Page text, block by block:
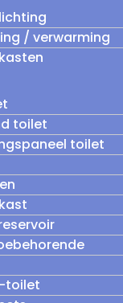
/ verwarming
toilet
toilet
toilet